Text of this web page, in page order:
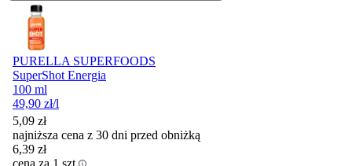
PURELLA SUPERFOODS
SuperShot Energia
100 ml
49,90 zł/l
5,09 zł
najniższa cena z 30 dni przed obniżką
6,39 zł
cena za 1 szt.